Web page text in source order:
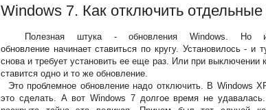
Windows 7. Как отключить
Полезная штука - обновления Windows . Но
обновление начинает ставиться по кругу. Установилось - и
снова и требует установить ее еще раз. Или при выключении
ставится одно и то же обновление.
Это проблемное обновление надо отключить. В Windows
это сделать. А вот Windows 7 долгое время не